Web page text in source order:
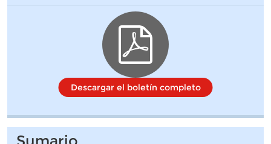
Descargar el boletín completo